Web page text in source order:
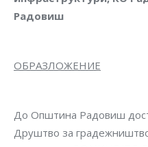
Радовиш
ОБРАЗЛОЖЕНИЕ
До Општина Радовиш
Друштво за